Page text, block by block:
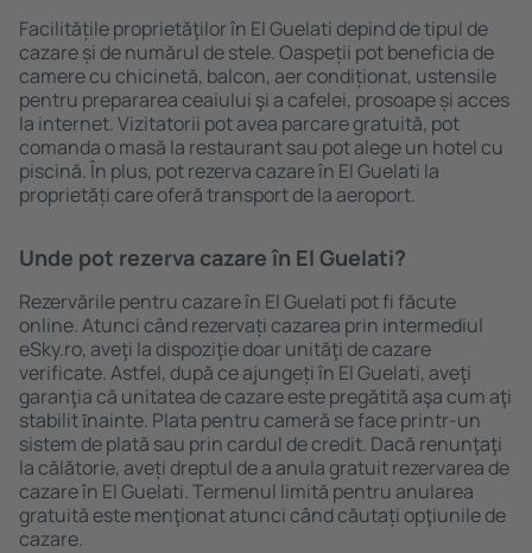
Facilitățile proprietăţilor în El Guelati depind de tipul de
cazare și de numărul de stele. Oaspeții pot beneficia de
camere cu chicinetă, balcon, aer condiționat, ustensile
pentru prepararea ceaiului şi a cafelei, prosoape și acces
la internet. Vizitatorii pot avea parcare gratuită, pot
comanda o masă la restaurant sau pot alege un hotel cu
piscină. În plus, pot rezerva cazare în El Guelati la
proprietăți care oferă transport de la aeroport.
Unde pot rezerva cazare în El Guelati?
Rezervările pentru cazare în El Guelati pot fi făcute
online. Atunci când rezervați cazarea prin intermediul
eSky.ro, aveţi la dispoziţie doar unităţi de cazare
verificate. Astfel, după ce ajungeți în El Guelati, aveţi
garanţia că unitatea de cazare este pregătită aşa cum aţi
stabilit ȋnainte. Plata pentru cameră se face printr-un
sistem de plată sau prin cardul de credit. Dacă renunţaţi
la călătorie, aveți dreptul de a anula gratuit rezervarea de
cazare în El Guelati. Termenul limită pentru anularea
gratuită este menţionat atunci când căutați opţiunile de
cazare.